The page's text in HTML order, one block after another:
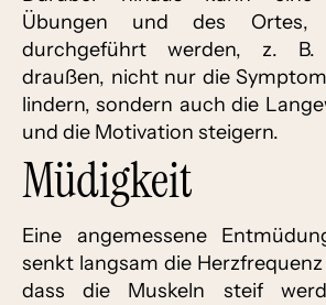
Übungen und des
durchgeführt werden, z.
draußen, nicht nur die
lindern, sondern auch die
und die Motivation steigern.
Müdigkeit
Eine angemessene
senkt langsam die
dass die Muskeln steif